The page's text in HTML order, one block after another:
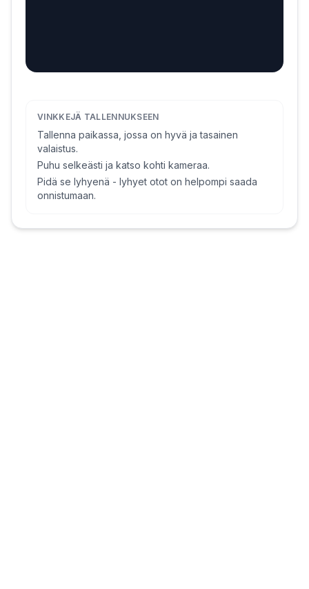
Kameraa tai mikrofonia ei löytynyt. Kytke laite ja
yritä uudelleen.
VINKKEJÄ TALLENNUKSEEN
Tallenna paikassa, jossa on hyvä ja tasainen
valaistus.
Puhu selkeästi ja katso kohti kameraa.
Pidä se lyhyenä - lyhyet otot on helpompi saada
onnistumaan.